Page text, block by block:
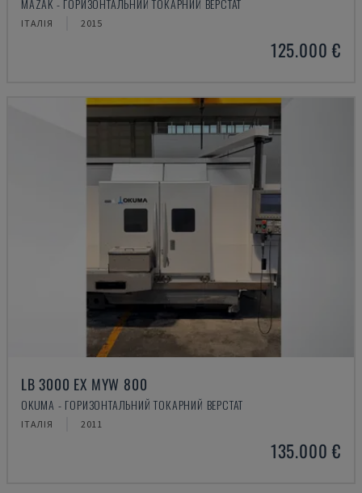
MAZAK - ГОРИЗОНТАЛЬНИЙ ТОКАРНИЙ ВЕРСТАТ
ІТАЛІЯ 2015
125.000 €
LB 3000 EX MYW 800
OKUMA - ГОРИЗОНТАЛЬНИЙ ТОКАРНИЙ ВЕРСТАТ
ІТАЛІЯ 2011
135.000 €